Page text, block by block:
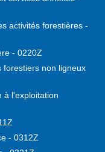
activités forestières -
- 0220Z
forestiers non ligneux
à l'exploitation
- 0312Z